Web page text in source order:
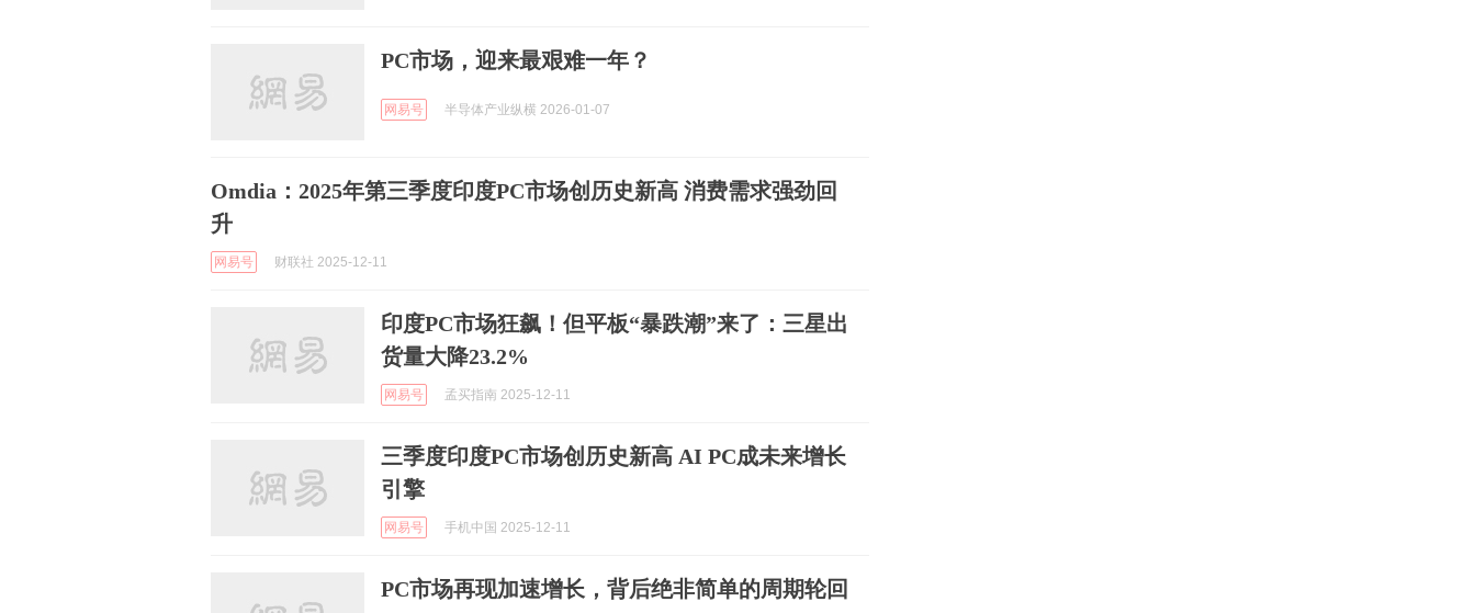
PC市场，迎来最艰难一年？
网易号 半导体产业纵横 2026-01-07
Omdia：2025年第三季度印度PC市场创历史新高 消费需求强劲回
升
网易号 财联社 2025-12-11
印度PC市场狂飙！但平板“暴跌潮”来了：三星出
货量大降23.2%
网易号 孟买指南 2025-12-11
三季度印度PC市场创历史新高 AI PC成未来增长
引擎
网易号 手机中国 2025-12-11
PC市场再现加速增长，背后绝非简单的周期轮回